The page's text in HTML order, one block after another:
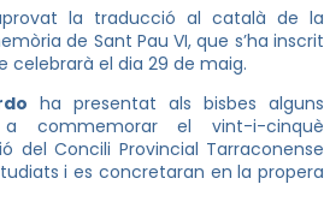
la traducció al català de la
de Sant Pau VI, que s’ha inscrit
celebrarà el dia 29 de maig.
ha presentat als bisbes alguns
a commemorar el vint-i-cinquè
del Concili Provincial Tarraconense
i es concretaran en la propera